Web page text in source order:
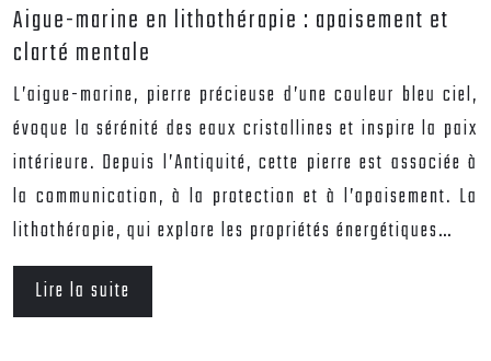
Aigue-marine en lithothérapie : apaisement et
clarté mentale
L’aigue-marine, pierre précieuse d’une couleur bleu ciel,
évoque la sérénité des eaux cristallines et inspire la paix
intérieure. Depuis l’Antiquité, cette pierre est associée à
la communication, à la protection et à l’apaisement. La
lithothérapie, qui explore les propriétés énergétiques…
Lire la suite